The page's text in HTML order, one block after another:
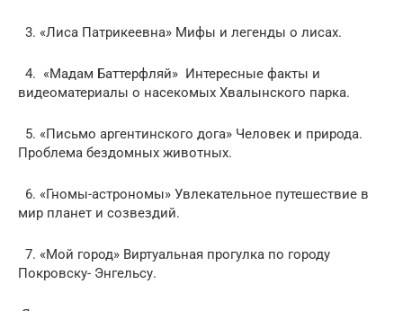
3. «Лиса Патрикеевна» Мифы и легенды о лисах.
4. «Мадам Баттерфляй» Интересные факты и
видеоматериалы о насекомых Хвалынского парка.
5. «Письмо аргентинского дога» Человек и природа.
Проблема бездомных животных.
6. «Гномы-астрономы» Увлекательное путешествие в
мир планет и созвездий.
7. «Мой город» Виртуальная прогулка по городу
Покровску- Энгельсу.